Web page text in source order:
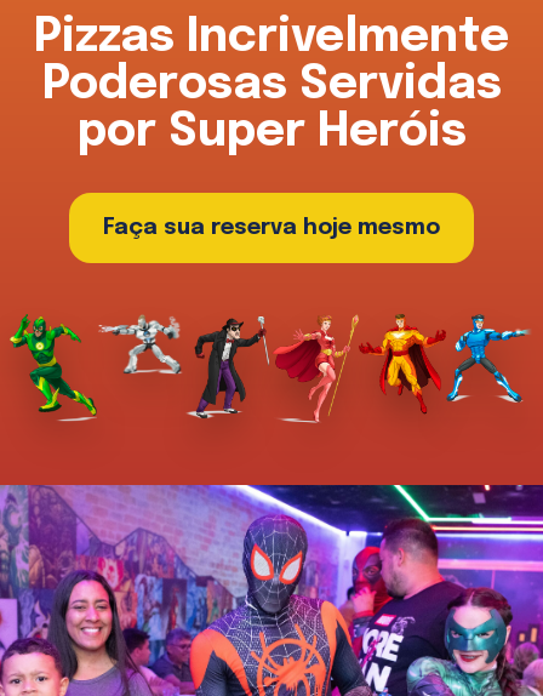
Pizzas Incrivelmente
Poderosas Servidas
por Super Heróis
Faça sua reserva hoje mesmo